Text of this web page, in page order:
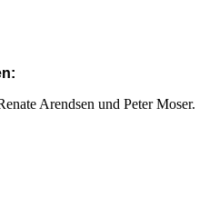
Arendsen und Peter Moser.